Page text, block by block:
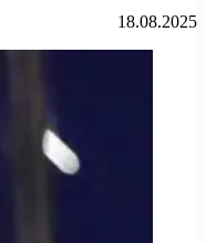
18.08.2025